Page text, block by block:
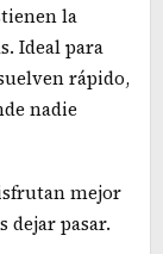
la
Ideal para
rápido,
nadie
mejor
dejar pasar.